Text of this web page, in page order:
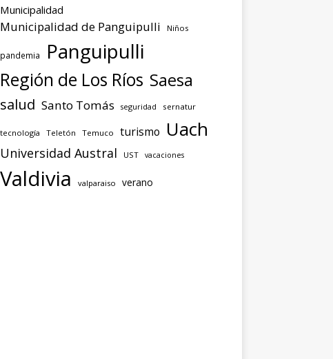
Municipalidad
Municipalidad de Panguipulli Niños
pandemia Panguipulli
Región de Los Ríos Saesa
salud Santo Tomás seguridad sernatur
tecnología Teletón Temuco turismo Uach
Universidad Austral UST vacaciones
Valdivia valparaiso verano